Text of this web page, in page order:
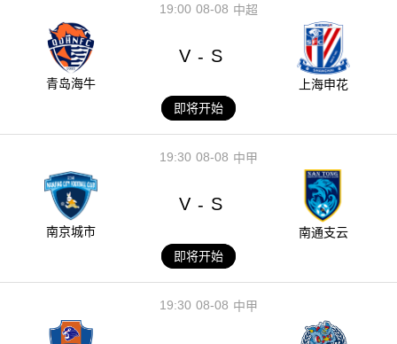
08-08
19:00 中超
青岛海牛
V - S
上海申花
即将开始
08-08
19:30 中甲
南京城市
V - S
南通支云
即将开始
08-08
19:30 中甲